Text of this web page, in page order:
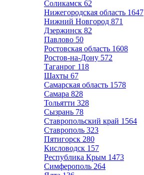
Соликамск 62
Нижегородская область 1647
Нижний Новгород 871
Дзержинск 82
Павлово 50
Ростовская область 1608
Ростов-на-Дону 572
Таганрог 118
Шахты 67
Самарская область 1578
Самара 828
Тольятти 328
Сызрань 78
Ставропольский край 1564
Ставрополь 323
Пятигорск 280
Кисловодск 157
Республика Крым 1473
Симферополь 264